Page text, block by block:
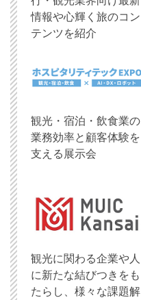
情報や心輝く旅のコン
テンツを紹介
観光・宿泊・飲食業の
業務効率と顧客体験を
支える展示会
観光に関わる企業や人
に新たな結びつきをも
たらし、様々な課題解